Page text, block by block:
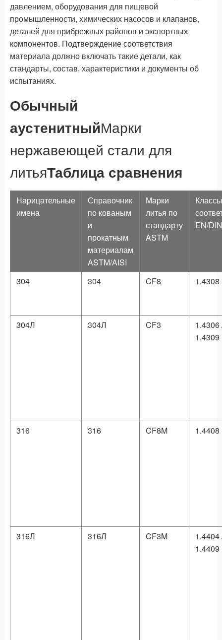
давлением, оборудования для пищевой
промышленности, химических насосов и клапанов,
деталей для прибрежных районов и экспортных
компонентов. Подтверждение соответствия
материала должно включать такие детали, как
стандарты, состав, характеристики и документы об
испытаниях.
Обычный
аустенитныйМарки
нержавеющей стали для
литьяТаблица сравнения
Нарицательные
имена
Справочник
по кованым
и
прокатным
материалам
ASTM/AISI
Марки
литья по
стандарту
ASTM
Классы
EN/DIN
304 304 CF8 1.4308
304Л 304Л CF3
1.4306
1.4309
316 316 CF8M 1.4408
316Л 316Л CF3M
1.4404
1.4409